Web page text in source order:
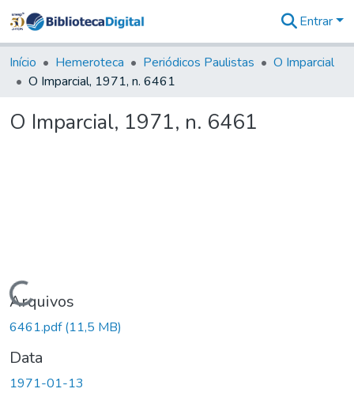
&
Coleções
Tudo na
Digital
Entrar
Início Hemeroteca Periódicos Paulistas
O Imparcial
O Imparcial, 1971, n. 6461
O Imparcial, 1971, n. 6461
Carregando...
Arquivos
6461.pdf(11,5 MB)
Data
1971-01-13